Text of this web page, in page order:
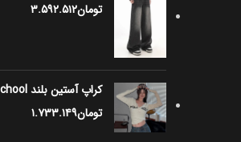
تومان۳.۵۹۲.۵۱۲
کراپ آستین بلند school
تومان۱.۷۳۳.۱۴۹